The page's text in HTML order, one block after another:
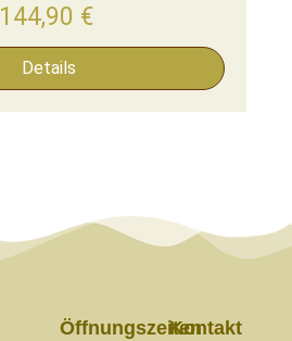
144,90 €
Details
Kontakt
Öffnungszeiten